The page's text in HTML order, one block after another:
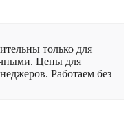
только для
Цены для
Работаем без